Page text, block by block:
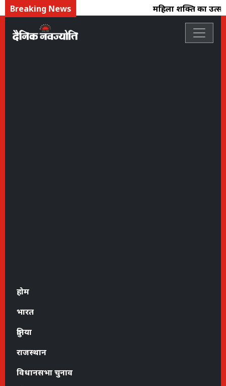
Breaking News महिला शक्ति का
होम
भारत
दुनिया
राजस्थान
विधानसभा चुनाव